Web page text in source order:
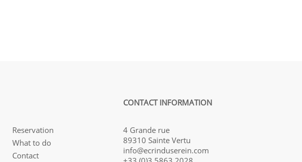
Reservation
What to do
Contact
CONTACT INFORMATION
4 Grande rue
89310 Sainte Vertu
info@ecrinduserein.com